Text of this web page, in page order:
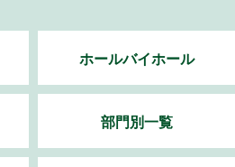
ホールバイホール
部門別一覧